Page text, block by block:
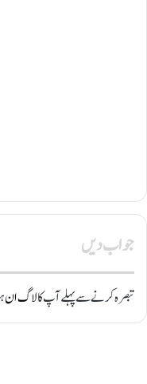
جواب دیں
تبصرہ کرنے سے پہلے آپ کالاگ ان